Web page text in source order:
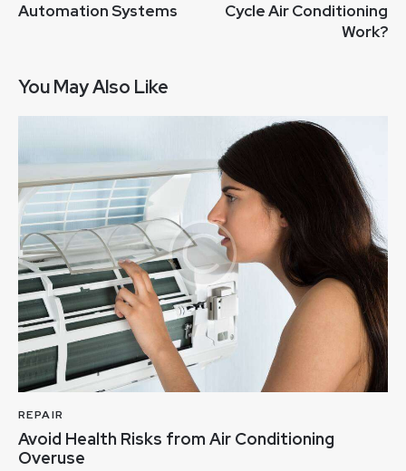
Automation Systems
Cycle Air Conditioning
Work?
You May Also Like
REPAIR
Avoid Health Risks from Air Conditioning
Overuse